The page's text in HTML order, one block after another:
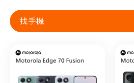
找手機